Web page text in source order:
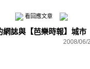
看回應文章
網誌與【芭樂時報】城市
2008/